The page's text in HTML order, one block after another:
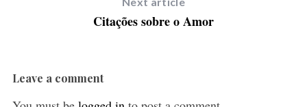
Citações sobre o Amor
Leave a comment